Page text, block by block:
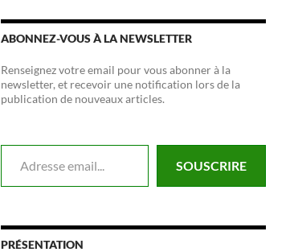
ABONNEZ-VOUS À LA NEWSLETTER
Renseignez votre email pour vous abonner à la
newsletter, et recevoir une notification lors de la
publication de nouveaux articles.
Adresse email...
SOUSCRIRE
PRÉSENTATION